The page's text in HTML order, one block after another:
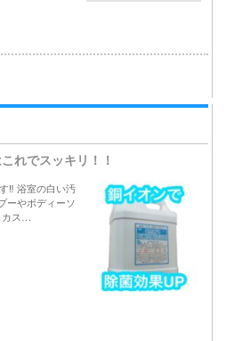
れでスッキリ！！
‼︎ 浴室の白い汚
ーやボディーソ
ス…